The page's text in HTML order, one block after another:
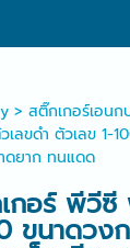
> สติ๊กเกอร์เอนก
ลขดำ ตัวเลข 1-
ดยาก ทนแดด
กอร์ พีวีซี
ขนาดว